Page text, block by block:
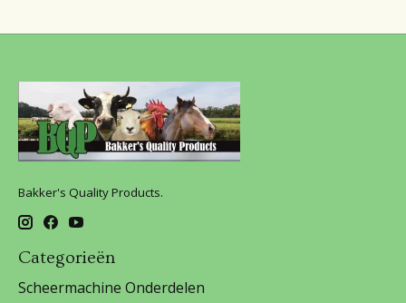
Bakker's Quality Products.
Categorieën
Scheermachine Onderdelen